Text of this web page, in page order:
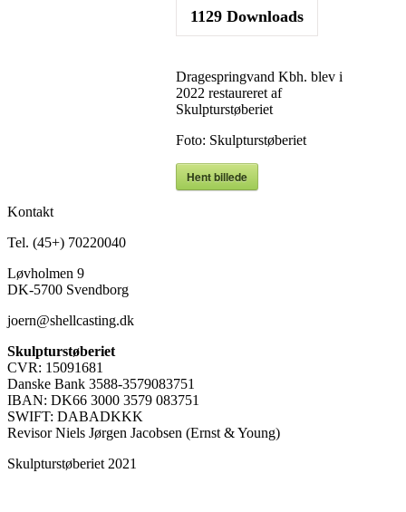
1129Downloads
Dragespringvand Kbh. blev i
2022 restaureret af
Skulpturstøberiet
Foto: Skulpturstøberiet
Hent billede
Kontakt
Tel. (45+) 70220040
Løvholmen 9
DK-5700 Svendborg
joern@shellcasting.dk
Skulpturstøberiet
CVR: 15091681
Danske Bank 3588-3579083751
IBAN: DK66 3000 3579 083751
SWIFT: DABADKKK
Revisor Niels Jørgen Jacobsen (Ernst & Young)
Skulpturstøberiet 2021